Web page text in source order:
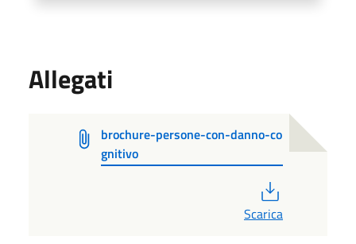
Allegati
brochure-persone-con-danno-co
gnitivo
Scarica